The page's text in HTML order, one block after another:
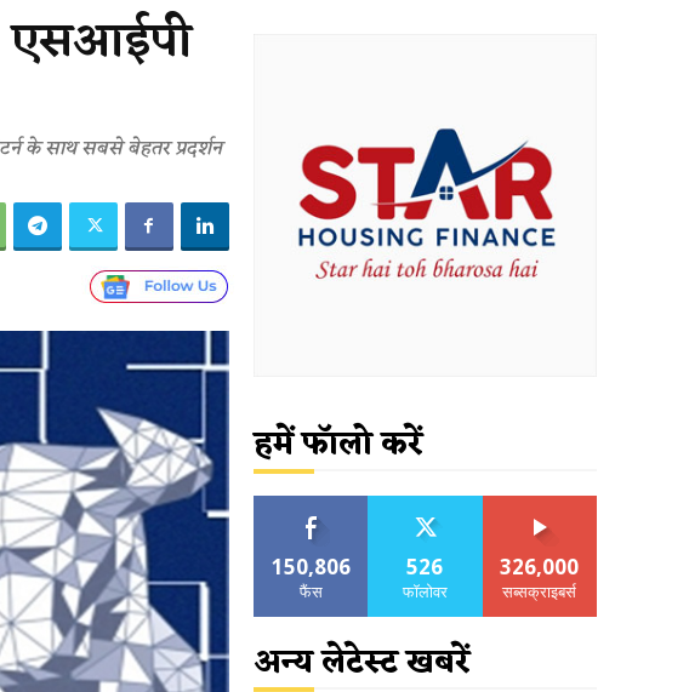
एसआईपी
के साथ सबसे बेहतर प्रदर्शन
हमें फॉलो करें
150,806
फैंस
526
फॉलोवर
326,000
सब्सक्राइबर्स
अन्य लेटेस्ट खबरें